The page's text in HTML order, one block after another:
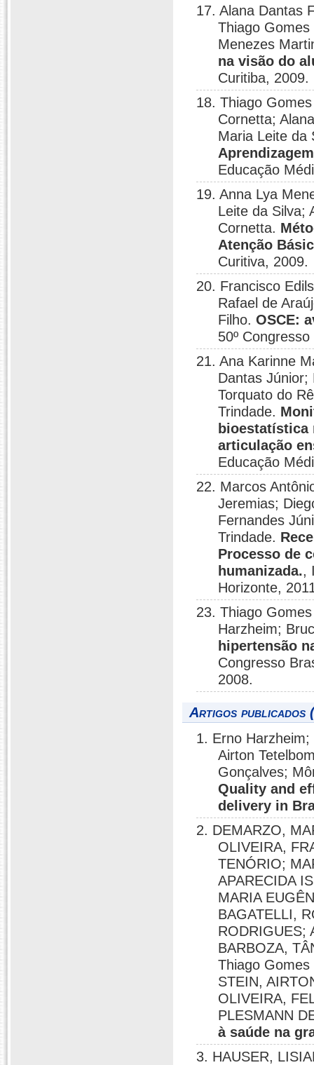
17. Alana Dantas
Thiago
Menezes
na visão do
Curitiba, 2009.
18. Thiago
Cornetta;
Maria Leite da
Educação
19. Anna Lya
Leite da Silva;
Cornetta.
Atenção
Curitiva, 2009.
20. Francisco
Rafael de
Filho.OSCE:
50º
21. Ana Karinne
Dantas Júnior;
Torquato do
Trindade.
bioestatística
articulação
Educação
22. Marcos
Jeremias;
Fernandes
Trindade.
Processo de
humanizada.,
Horizonte,
23. Thiago
Harzheim;
hipertensão
Congresso
2008.
Artigos publicados
1. Erno
Airton
Gonçalves;
Quality and
delivery in
2. DEMARZO,
OLIVEIRA,
TENÓRIO;
APARECIDA
MARIA
BAGATELLI,
RODRIGUES;
BARBOZA,
Thiago Gomes
STEIN,
OLIVEIRA,
PLESMANN
à saúde na
3. HAUSER,